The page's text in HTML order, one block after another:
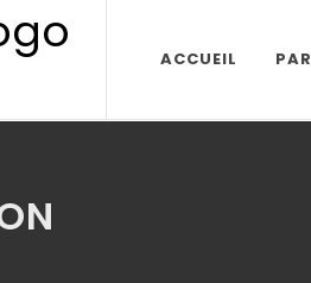
ACCUEIL